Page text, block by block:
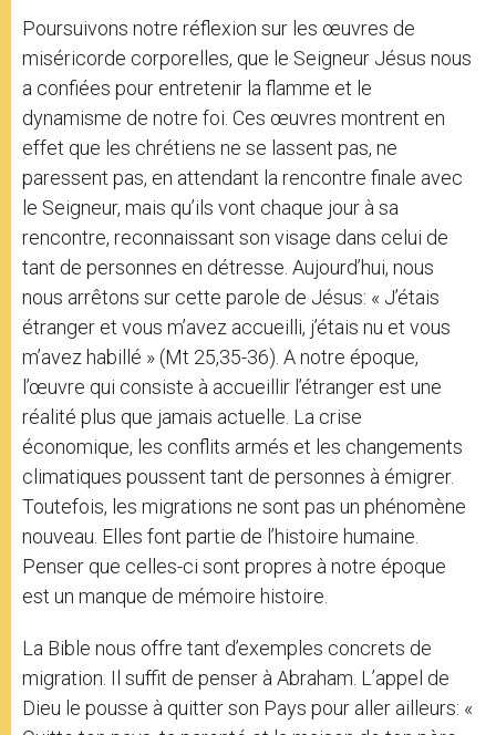
Poursuivons notre réflexion sur les œuvres de
miséricorde corporelles, que le Seigneur Jésus nous
a confiées pour entretenir la flamme et le
dynamisme de notre foi. Ces œuvres montrent en
effet que les chrétiens ne se lassent pas, ne
paressent pas, en attendant la rencontre finale avec
le Seigneur, mais qu’ils vont chaque jour à sa
rencontre, reconnaissant son visage dans celui de
tant de personnes en détresse. Aujourd’hui, nous
nous arrêtons sur cette parole de Jésus: « J’étais
étranger et vous m’avez accueilli, j’étais nu et vous
m’avez habillé » (Mt 25,35-36). A notre époque,
l’œuvre qui consiste à accueillir l’étranger est une
réalité plus que jamais actuelle. La crise
économique, les conflits armés et les changements
climatiques poussent tant de personnes à émigrer.
Toutefois, les migrations ne sont pas un phénomène
nouveau. Elles font partie de l’histoire humaine.
Penser que celles-ci sont propres à notre époque
est un manque de mémoire histoire.
La Bible nous offre tant d’exemples concrets de
migration. Il suffit de penser à Abraham. L’appel de
Dieu le pousse à quitter son Pays pour aller ailleurs: «